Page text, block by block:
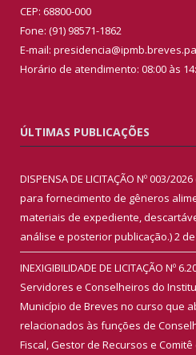
CEP: 68800-000
Fone: (91) 98571-1862
E-mail:
Horário de atendimento: 08:00 às
ÚLTIMAS PUBLICAÇÕES
DISPENSA DE LICITAÇÃO Nº 003/
para fornecimento de gêneros
materiais de expediente,
análise e posterior publicação.)2
INEXIGIBILIDADE DE LICITAÇÃO Nº
Servidores e Conselheiros do
Município de Breves no curso que
relacionados às funções de
Fiscal, Gestor de Recursos e